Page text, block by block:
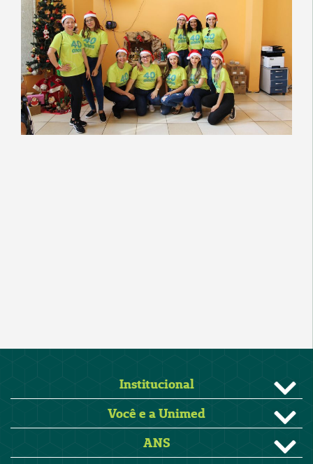
Institucional
Você e a Unimed
ANS